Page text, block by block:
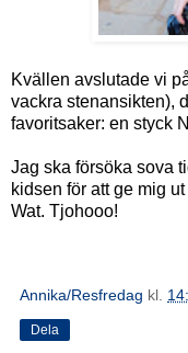
Kvällen avslutade vi
vackra stenansikten),
favoritsaker: en styck
Jag ska försöka sova
kidsen för att ge mig
Wat. Tjohooo!
Annika/Resfredag kl.
Dela